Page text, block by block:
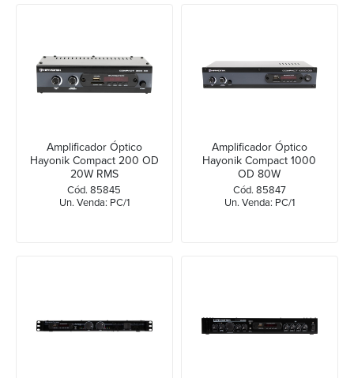
Amplificador Óptico
Hayonik Compact 200 OD
20W RMS
Cód. 85845
Un. Venda: PC/1
Amplificador Óptico
Hayonik Compact 1000
OD 80W
Cód. 85847
Un. Venda: PC/1